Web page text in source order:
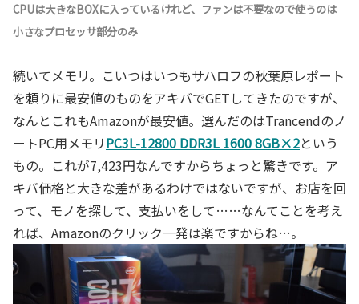
CPUは大きなBOXに入っているけれど、ファンは不要なので使うのは
小さなプロセッサ部分のみ
続いてメモリ。こいつはいつもサハロフの秋葉原レポート
を頼りに最安値のものをアキバでGETしてきたのですが、
なんとこれもAmazonが最安値。選んだのはTrancendのノ
ートPC用メモリPC3L-12800 DDR3L 1600 8GB×2という
もの。これが7,423円なんですからちょっと驚きです。ア
キバ価格と大きな差があるわけではないですが、お店を回
って、モノを探して、支払いをして……なんてことを考え
れば、Amazonのクリック一発は楽ですからね…。